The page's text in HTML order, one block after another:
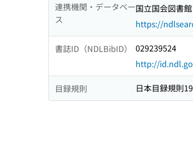
連携機関・データベー
ス
国立国会図書
https://
書誌ID（NDLBibID）
029239524
http://
目録規則 日本目録規則